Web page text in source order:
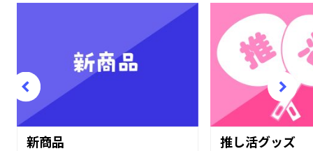
新商品 推し活グッズ